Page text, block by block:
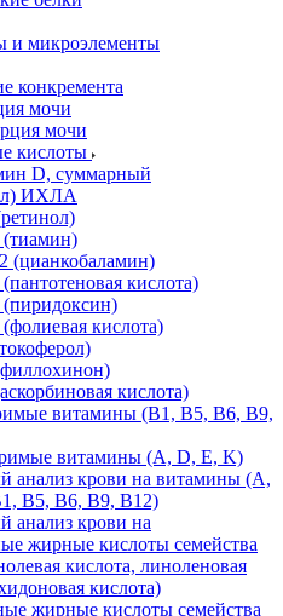
и микроэлементы
конкремента
мочи
мочи
кислоты
D, суммарный
ИХЛА
(цианкобаламин)
кислота)
кислота)
кислота)
витамины (B1, B5, B6, В9,
витамины (A, D, E, K)
анализ крови на витамины (A,
B5, B6, В9, B12)
анализ крови на
жирные кислоты семейства
кислота, линоленовая
кислота)
жирные кислоты семейства